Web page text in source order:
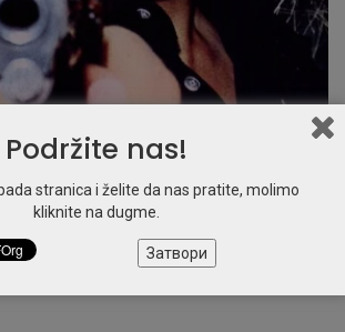
turska
Podržite nas!
stranica i želite da nas pratite, molimo
kliknite na dugme.
Затвори